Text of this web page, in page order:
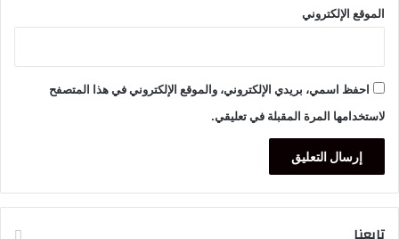
الموقع الإلكتروني
احفظ اسمي، بريدي الإلكتروني، والموقع الإلكتروني في هذا المتصفح
لاستخدامها المرة المقبلة في تعليقي.